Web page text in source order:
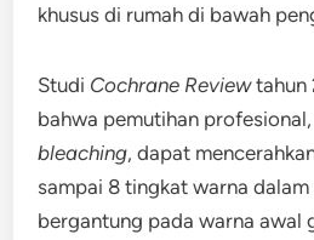
khusus di rumah di bawah
Studi Cochrane Reviewtahun
bahwa pemutihan
bleaching, dapat
sampai 8 tingkat warna
bergantung pada warna awal